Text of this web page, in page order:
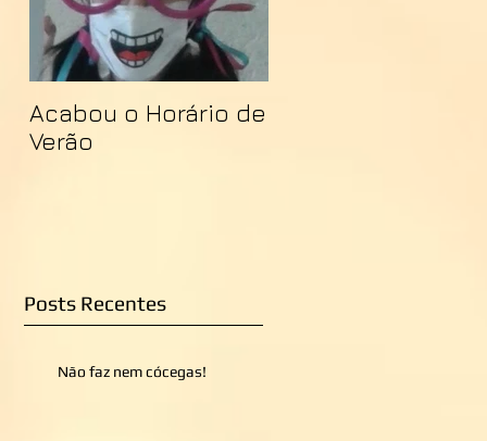
Acabou o Horário de
Verão
Posts Recentes
Não faz nem cócegas!